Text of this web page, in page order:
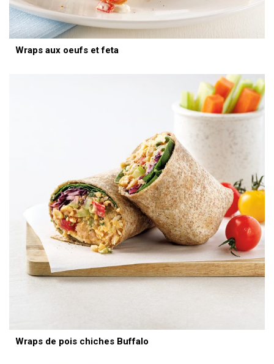
Wraps aux oeufs et feta
Wraps de pois chiches Buffalo